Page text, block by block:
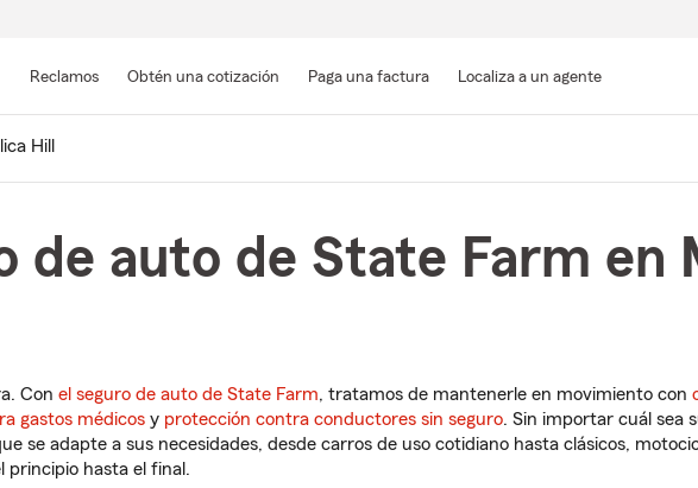
contenido
Reclamos Obtén una cotización Paga una factura Localiza a un agente
Hill
de auto de State Farm en
Con el seguro de auto de State Farm, tratamos de mantenerle en movimiento con
gastos médicos y protección contra conductores sin seguro. Sin importar cuál sea
se adapte a sus necesidades, desde carros de uso cotidiano hasta clásicos,
principio hasta el final.